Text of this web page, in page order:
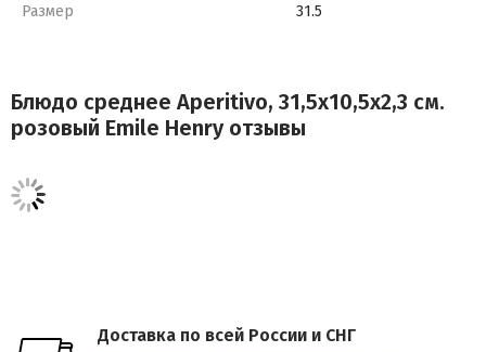
Размер 31.5
Блюдо среднее Aperitivo, 31,5х10,5х2,3 см.
розовый Emile Henry отзывы
Доставка по всей России и СНГ